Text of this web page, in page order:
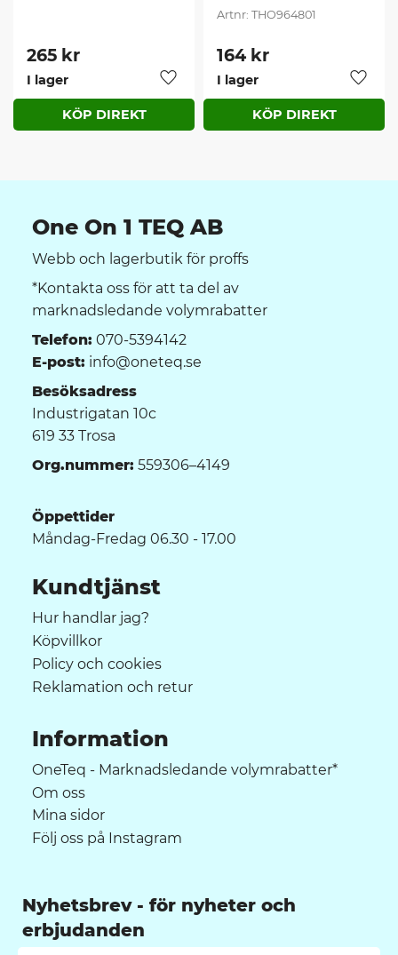
265 kr
Lägg till i favoriter
I lager
THO964801
164 kr
Lägg
I lager
One On 1 TEQ AB
Webb och lagerbutik för proffs
*Kontakta oss för att ta del av
marknadsledande volymrabatter
Telefon: 070-5394142
E-post: info@oneteq.se
Besöksadress
Industrigatan 10c
619 33 Trosa
Org.nummer: 559306–4149
Öppettider
Måndag-Fredag 06.30 - 17.00
Kundtjänst
Hur handlar jag?
Köpvillkor
Policy och cookies
Reklamation och retur
Information
OneTeq - Marknadsledande volymrabatter*
Om oss
Mina sidor
Följ oss på Instagram
Nyhetsbrev